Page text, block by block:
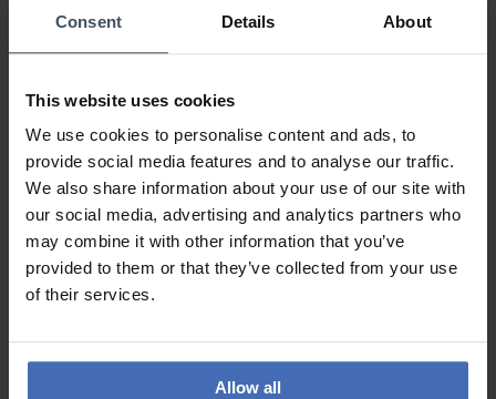
Consent Details About
This website uses cookies
We use cookies to personalise content and ads, to
provide social media features and to analyse our traffic.
We also share information about your use of our site with
our social media, advertising and analytics partners who
may combine it with other information that you’ve
provided to them or that they’ve collected from your use
of their services.
Allow all
DESIGN
QUALITÀ
Bello e molto semplice
ALLE RECENSIONI